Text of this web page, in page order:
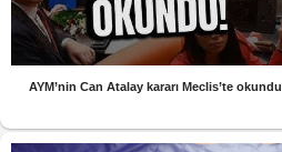
AYM’nin Can Atalay kararı Meclis’te okundu